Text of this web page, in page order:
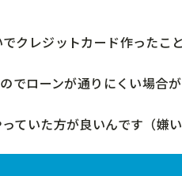
クレジットカード作ったこ
でローンが通りにくい場合
ていた方が良いんです（嫌